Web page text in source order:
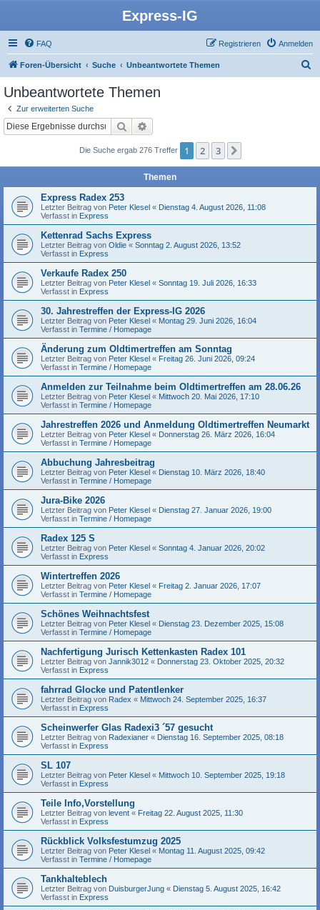
Express-IG
FAQ Anmelden
Registrieren
Foren-Übersicht Suche Unbeantwortete Themen
Unbeantwortete Themen
Zur erweiterten Suche
Suche
Die Suche ergab 276 Treffer 1 2 3
Themen
Express Radex 253
Letzter Beitrag von Peter Klesel « Dienstag 4. August 2026, 11:08
Verfasst in Express
Kettenrad Sachs Express
Letzter Beitrag von Oldie « Sonntag 2. August 2026, 13:52
Verfasst in Express
Verkaufe Radex 250
Letzter Beitrag von Peter Klesel « Sonntag 19. Juli 2026, 16:33
Verfasst in Express
30. Jahrestreffen der Express-IG 2026
Letzter Beitrag von Peter Klesel « Montag 29. Juni 2026, 16:04
Verfasst in Termine / Homepage
Änderung zum Oldtimertreffen am Sonntag
Letzter Beitrag von Peter Klesel « Freitag 26. Juni 2026, 09:24
Verfasst in Termine / Homepage
Anmelden zur Teilnahme beim Oldtimertreffen am 28.06.26
Letzter Beitrag von Peter Klesel « Mittwoch 20. Mai 2026, 17:10
Verfasst in Termine / Homepage
Jahrestreffen 2026 und Anmeldung Oldtimertreffen Neumarkt
Letzter Beitrag von Peter Klesel « Donnerstag 26. März 2026, 16:04
Verfasst in Termine / Homepage
Abbuchung Jahresbeitrag
Letzter Beitrag von Peter Klesel « Dienstag 10. März 2026, 18:40
Verfasst in Termine / Homepage
Jura-Bike 2026
Letzter Beitrag von Peter Klesel « Dienstag 27. Januar 2026, 19:00
Verfasst in Termine / Homepage
Radex 125 S
Letzter Beitrag von Peter Klesel « Sonntag 4. Januar 2026, 20:02
Verfasst in Express
Wintertreffen 2026
Letzter Beitrag von Peter Klesel « Freitag 2. Januar 2026, 17:07
Verfasst in Termine / Homepage
Schönes Weihnachtsfest
Letzter Beitrag von Peter Klesel « Dienstag 23. Dezember 2025, 15:08
Verfasst in Termine / Homepage
Nachfertigung Jurisch Kettenkasten Radex 101
Letzter Beitrag von Jannik3012 « Donnerstag 23. Oktober 2025, 20:32
Verfasst in Express
fahrrad Glocke und Patentlenker
Letzter Beitrag von Radex « Mittwoch 24. September 2025, 16:37
Verfasst in Express
Scheinwerfer Glas Radexi3 ´57 gesucht
Letzter Beitrag von Radexianer « Dienstag 16. September 2025, 08:18
Verfasst in Express
SL 107
Letzter Beitrag von Peter Klesel « Mittwoch 10. September 2025, 19:18
Verfasst in Express
Teile Info,Vorstellung
Letzter Beitrag von levent « Freitag 22. August 2025, 11:30
Verfasst in Express
Rückblick Volksfestumzug 2025
Letzter Beitrag von Peter Klesel « Montag 11. August 2025, 09:42
Verfasst in Termine / Homepage
Tankhalteblech
Letzter Beitrag von DuisburgerJung « Dienstag 5. August 2025, 16:42
Verfasst in Express